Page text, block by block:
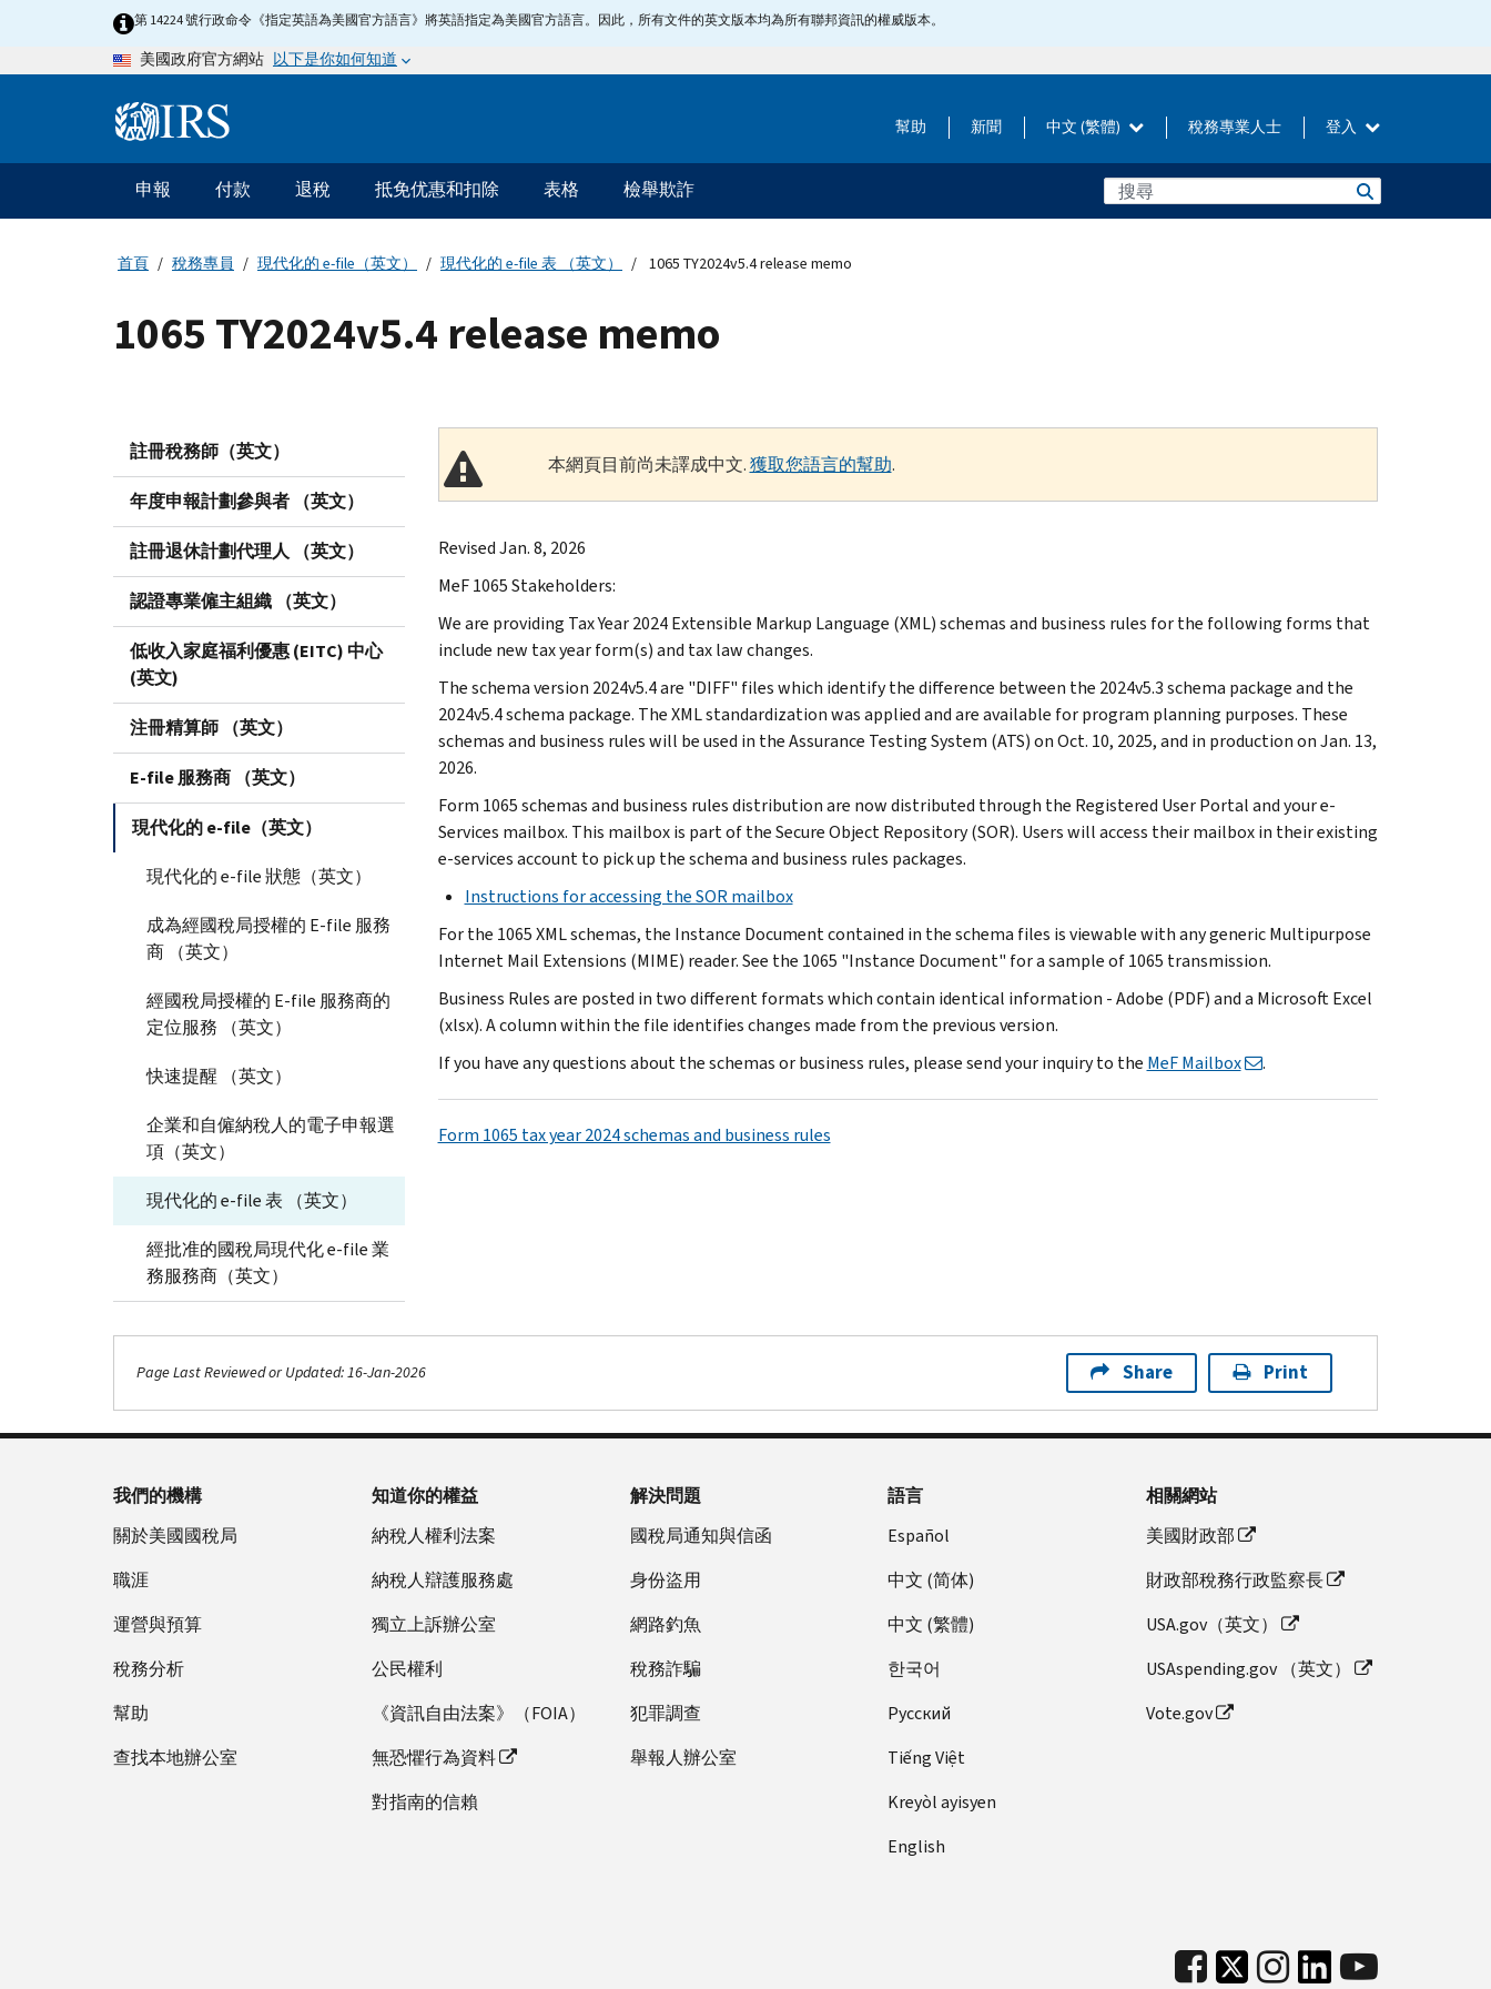
第 14224 號行政命令《指定英語為美國官方語言》將英語指定為美國官方語言。因此，所有文件的英文版本均為所有聯邦資訊的權威版本。
美國政府官方網站 以下是你如何知道
Information 幫助 新聞 中文 (繁體) 稅務專業人士 登入
主
要
導
申報 付款 退稅 抵免优惠和扣除 表格 檢舉欺詐
首頁 稅務專員 現代化的 e-file（英文） 現代化的 e-file 表 （英文） 1065 TY2024v5.4 release memo
1065 TY2024v5.4 release memo
註冊稅務師（英文）
年度申報計劃參與者 （英文）
註冊退休計劃代理人 （英文）
認證專業僱主組織 （英文）
低收入家庭福利優惠 (EITC) 中心
(英文)
注冊精算師 （英文）
E-file 服務商 （英文）
現代化的 e-file（英文）
現代化的 e-file 狀態（英文）
成為經國稅局授權的 E-file 服務
商 （英文）
經國稅局授權的 E-file 服務商的
定位服務 （英文）
快速提醒 （英文）
企業和自僱納稅人的電子申報選
項（英文）
現代化的 e-file 表 （英文）
經批准的國稅局現代化 e-file 業
務服務商（英文）
本網頁目前尚未譯成中文.獲取您語言的幫助.
Revised Jan. 8, 2026
MeF 1065 Stakeholders:
We are providing Tax Year 2024 Extensible Markup Language (XML) schemas and business rules for the following forms that
include new tax year form(s) and tax law changes.
The schema version 2024v5.4 are "DIFF" files which identify the difference between the 2024v5.3 schema package and the
2024v5.4 schema package. The XML standardization was applied and are available for program planning purposes. These
schemas and business rules will be used in the Assurance Testing System (ATS) on Oct. 10, 2025, and in production on Jan. 13,
2026.
Form 1065 schemas and business rules distribution are now distributed through the Registered User Portal and your e-
Services mailbox. This mailbox is part of the Secure Object Repository (SOR). Users will access their mailbox in their existing
e-services account to pick up the schema and business rules packages.
Instructions for accessing the SOR mailbox
For the 1065 XML schemas, the Instance Document contained in the schema files is viewable with any generic Multipurpose
Internet Mail Extensions (MIME) reader. See the 1065 "Instance Document" for a sample of 1065 transmission.
Business Rules are posted in two different formats which contain identical information - Adobe (PDF) and a Microsoft Excel
(xlsx). A column within the file identifies changes made from the previous version.
If you have any questions about the schemas or business rules, please send your inquiry to the MeF Mailbox .
Form 1065 tax year 2024 schemas and business rules
Page Last Reviewed or Updated: 16-Jan-2026 Share Print
我們的機構
關於美國國稅局
職涯
運營與預算
稅務分析
幫助
查找本地辦公室
知道你的權益
納稅人權利法案
納稅人辯護服務處
獨立上訴辦公室
公民權利
《資訊自由法案》（FOIA）
無恐懼行為資料
對指南的信賴
解決問題
國稅局通知與信函
身份盜用
網路釣魚
稅務詐騙
犯罪調查
舉報人辦公室
語言
Español
中文 (简体)
中文 (繁體)
한국어
Pусский
Tiếng Việt
Kreyòl ayisyen
English
相關網站
美國財政部
財政部稅務行政監察長
USA.gov（英文）
USAspending.gov （英文）
Vote.gov